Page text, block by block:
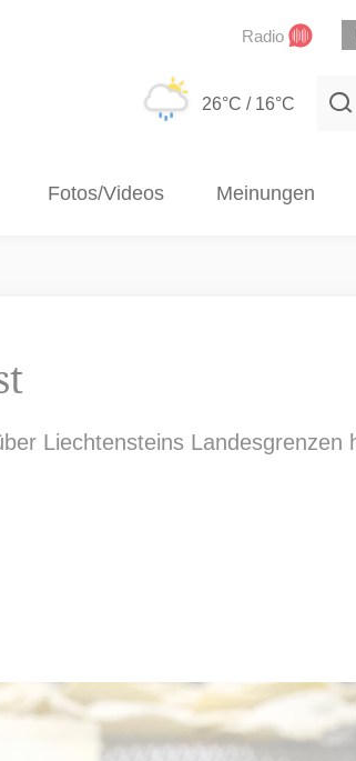
Radio
26°C / 16°C
Fotos/Videos Meinungen
Liechtensteins Landesgrenzen